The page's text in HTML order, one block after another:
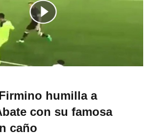
humilla a
con su famosa
caño